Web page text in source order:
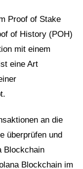
Proof of Stake
of History (POH)
mit einem
eine Art
an die
überprüfen und
Blockchain
Blockchain im